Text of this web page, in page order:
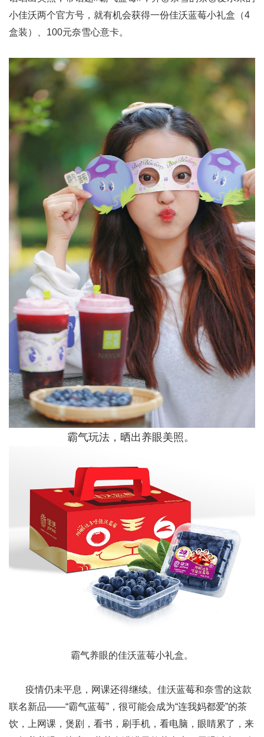
小佳沃两个官方号，就有机会获得一份佳沃蓝莓小礼盒（4
盒装）、100元奈雪心意卡。
霸气玩法，晒出养眼美照。
霸气养眼的佳沃蓝莓小礼盒。
疫情仍未平息，网课还得继续。佳沃蓝莓和奈雪的这款
联名新品——“霸气蓝莓”，很可能会成为“连我妈都爱”的茶
饮，上网课，煲剧，看书，刷手机，看电脑，眼睛累了，来